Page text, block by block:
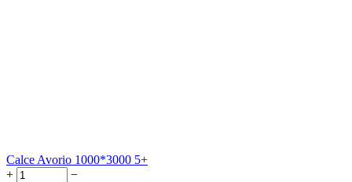
Calce Avorio 1000*3000 5+
+
−